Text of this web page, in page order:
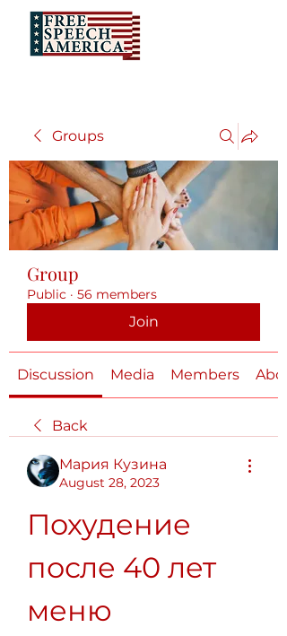
Groups
Group
Public · 56 members
Join
Discussion Media Members
Back
Мария Кузина
August 28, 2023
Похудение
после 40 лет
меню